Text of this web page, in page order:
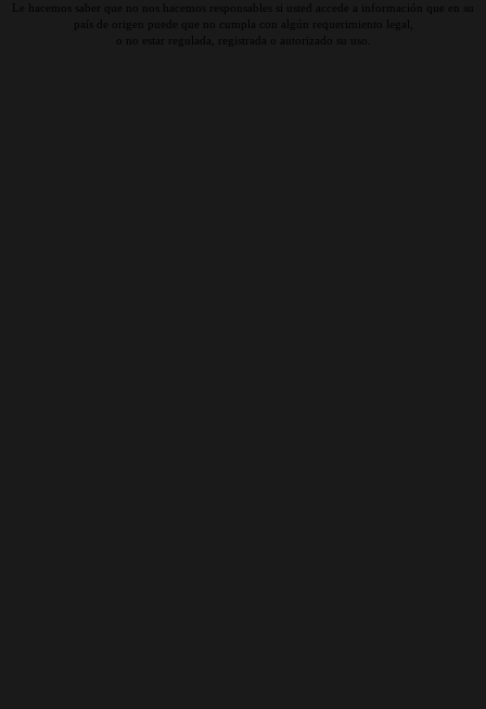
Le hacemos saber que no nos hacemos responsables si usted accede a información que en su
país de origen puede que no cumpla con algún requerimiento legal,
o no estar regulada, registrada o autorizado su uso.